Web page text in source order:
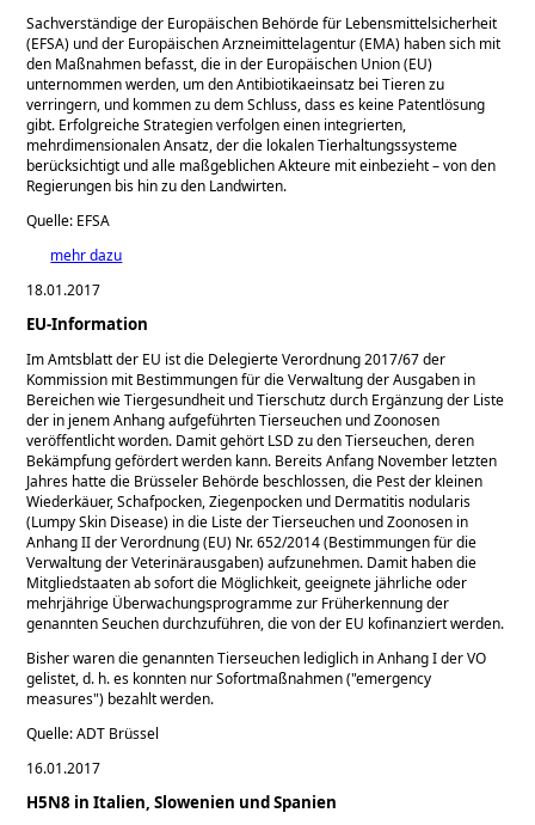
Sachverständige der Europäischen Behörde für Lebensmittelsicherheit
(EFSA) und der Europäischen Arzneimittelagentur (EMA) haben sich mit
den Maßnahmen befasst, die in der Europäischen Union (EU)
unternommen werden, um den Antibiotikaeinsatz bei Tieren zu
verringern, und kommen zu dem Schluss, dass es keine Patentlösung
gibt. Erfolgreiche Strategien verfolgen einen integrierten,
mehrdimensionalen Ansatz, der die lokalen Tierhaltungssysteme
berücksichtigt und alle maßgeblichen Akteure mit einbezieht – von den
Regierungen bis hin zu den Landwirten.
Quelle: EFSA
mehr dazu
18.01.2017
EU-Information
Im Amtsblatt der EU ist die Delegierte Verordnung 2017/67 der
Kommission mit Bestimmungen für die Verwaltung der Ausgaben in
Bereichen wie Tiergesundheit und Tierschutz durch Ergänzung der Liste
der in jenem Anhang aufgeführten Tierseuchen und Zoonosen
veröffentlicht worden. Damit gehört LSD zu den Tierseuchen, deren
Bekämpfung gefördert werden kann. Bereits Anfang November letzten
Jahres hatte die Brüsseler Behörde beschlossen, die Pest der kleinen
Wiederkäuer, Schafpocken, Ziegenpocken und Dermatitis nodularis
(Lumpy Skin Disease) in die Liste der Tierseuchen und Zoonosen in
Anhang II der Verordnung (EU) Nr. 652/2014 (Bestimmungen für die
Verwaltung der Veterinärausgaben) aufzunehmen. Damit haben die
Mitgliedstaaten ab sofort die Möglichkeit, geeignete jährliche oder
mehrjährige Überwachungsprogramme zur Früherkennung der
genannten Seuchen durchzuführen, die von der EU kofinanziert werden.
Bisher waren die genannten Tierseuchen lediglich in Anhang I der VO
gelistet, d. h. es konnten nur Sofortmaßnahmen ( emergency
measures ) bezahlt werden.
Quelle: ADT Brüssel
16.01.2017
H5N8 in Italien, Slowenien und Spanien